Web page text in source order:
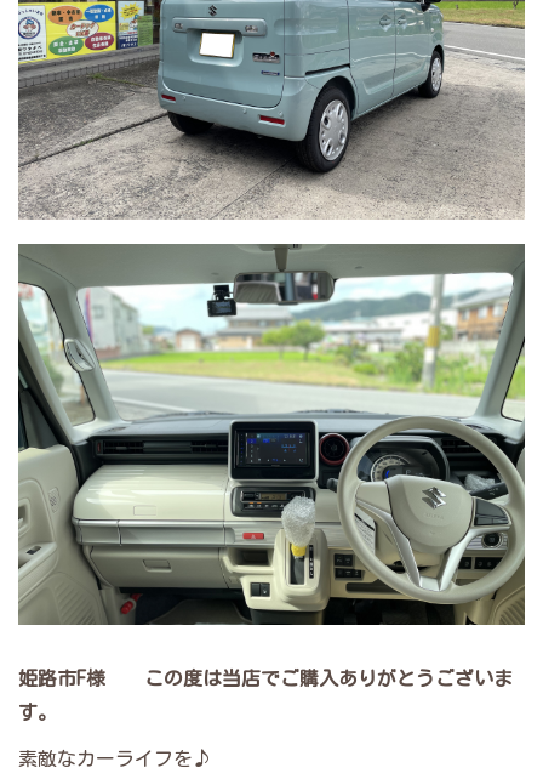
姫路市F様
この度は当店でご購入ありがとうございま
す。
素敵なカーライフを♪